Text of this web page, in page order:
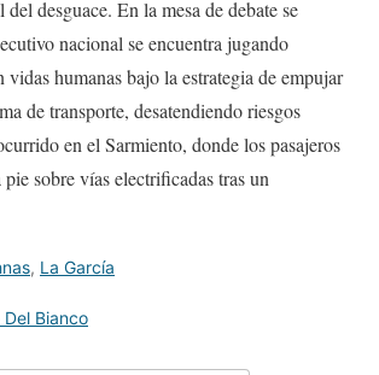
desguace. En la mesa de debate se
nacional se encuentra jugando
vidas humanas bajo la estrategia de empujar
de transporte, desatendiendo riesgos
en el Sarmiento, donde los pasajeros
sobre vías electrificadas tras un
, La García
Bianco